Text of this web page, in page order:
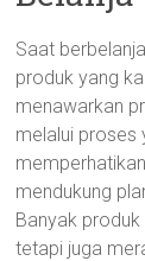
Saat
produk yang
menawarkan
melalui proses
mendukung
Banyak
tetapi juga